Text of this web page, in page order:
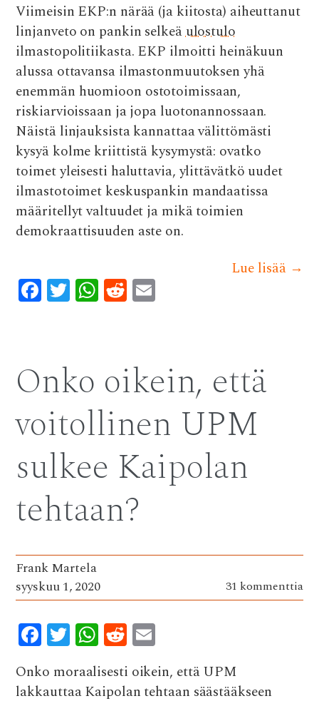
Viimeisin EKP:n närää (ja kiitosta) aiheuttanut
linjanveto on pankin selkeäulostulo
ilmastopolitiikasta. EKP ilmoitti heinäkuun
alussa ottavansa ilmastonmuutoksen yhä
enemmän huomioon ostotoimissaan,
riskiarvioissaan ja jopa luotonannossaan.
Näistä linjauksista kannattaa välittömästi
kysyä kolme kriittistä kysymystä: ovatko
toimet yleisesti haluttavia, ylittävätkö uudet
ilmastotoimet keskuspankin mandaatissa
määritellyt valtuudet ja mikä toimien
demokraattisuuden aste on.
Lue lisää →
F
ac
o
o
k
T
w
r
W
h
A
p
p
R
e
di
t
Onko oikein, että
voitollinen UPM
sulkee Kaipolan
tehtaan?
Frank Martela
syyskuu 1, 2020
31 kommenttia
F
ac
e
T
w
it
W
h
at
R
e
d
m
ai
Onko moraalisesti oikein, että UPM
lakkauttaa Kaipolan tehtaan säästääkseen